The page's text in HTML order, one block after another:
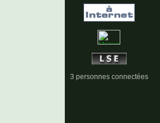
3 personnes connectées